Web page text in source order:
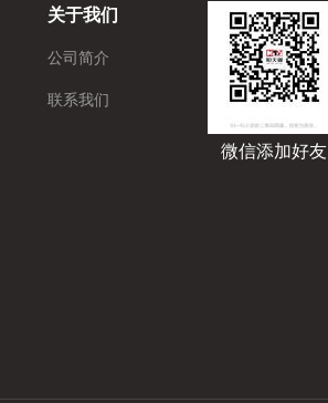
关于我们
公司简介
联系我们
微信添加好友